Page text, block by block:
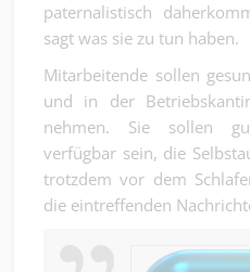
paternalistisch
sagt was sie zu tun haben.
Mitarbeitende sollen
und in der
nehmen. Sie sollen
verfügbar sein, die
trotzdem vor dem
die eintreffenden